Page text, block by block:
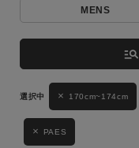
キーワード
性別
MENS
MENS
manage_search
170cm~174cm
PAES